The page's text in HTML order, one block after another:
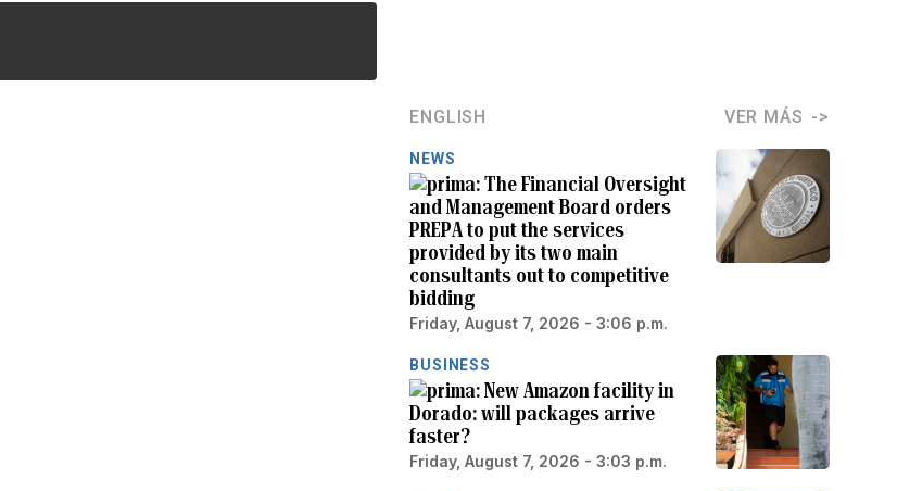
ENGLISH VER MÁS
NEWS
The Financial Oversight
and Management Board orders
PREPA to put the services
provided by its two main
consultants out to competitive
bidding
Friday, August 7, 2026 - 3:06 p.m.
BUSINESS
New Amazon facility in
Dorado: will packages arrive
faster?
Friday, August 7, 2026 - 3:03 p.m.